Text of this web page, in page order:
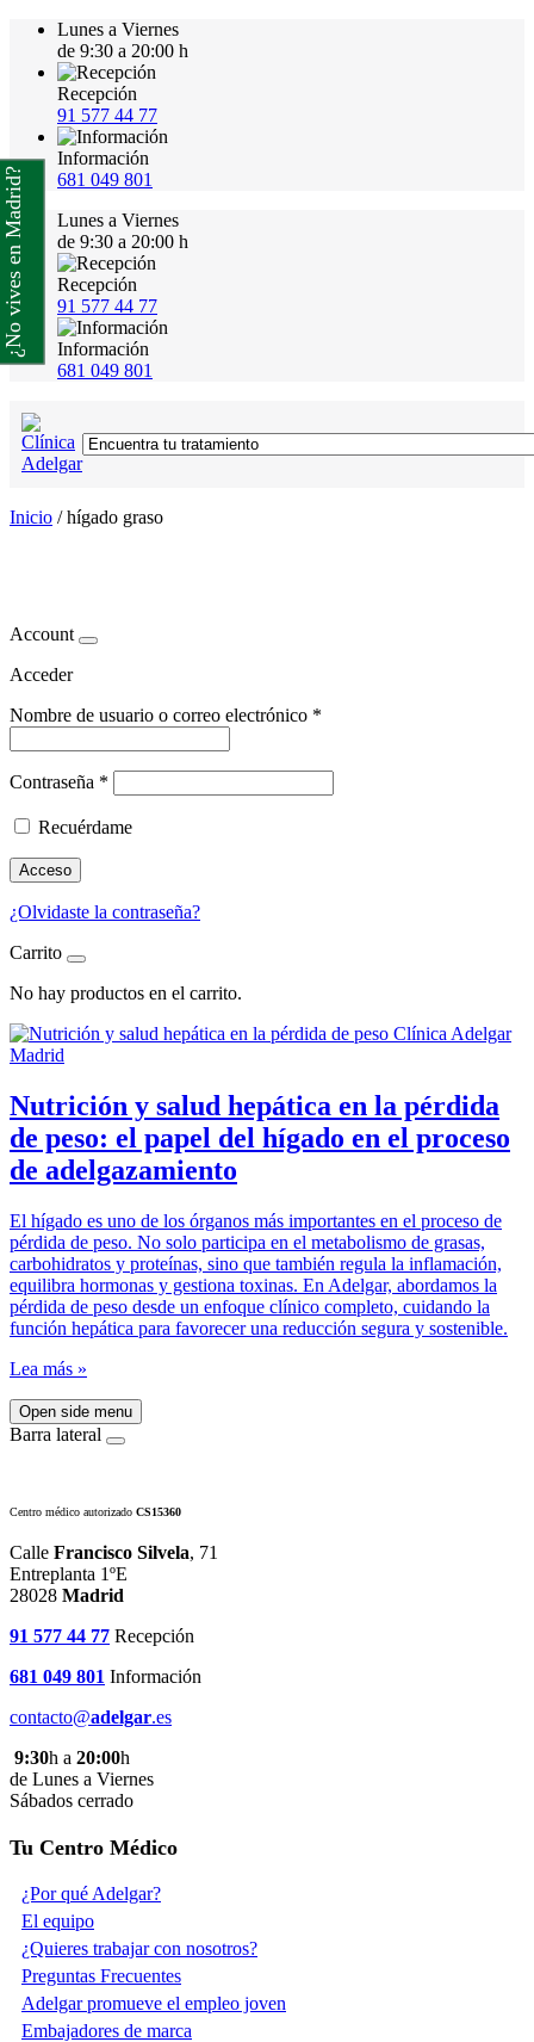
Lunes a Viernes
de 9:30 a 20:00 h
Recepción
91 577 44 77
Información
681 049 801
Lunes a Viernes
de 9:30 a 20:00 h
Recepción
91 577 44 77
Información
681 049 801
Inicio /hígado graso
Account
Acceder
Nombre de usuario o correo electrónico *
Contraseña *
Recuérdame
Acceso
¿Olvidaste la contraseña?
Carrito
No hay productos en el carrito.
Nutrición y salud hepática en la pérdida
de peso: el papel del hígado en el proceso
de adelgazamiento
El hígado es uno de los órganos más importantes en el proceso de
pérdida de peso. No solo participa en el metabolismo de grasas,
carbohidratos y proteínas, sino que también regula la inflamación,
equilibra hormonas y gestiona toxinas. En Adelgar, abordamos la
pérdida de peso desde un enfoque clínico completo, cuidando la
función hepática para favorecer una reducción segura y sostenible.
Lea más »
Open side menu
Barra lateral
Centro médico autorizado CS15360
Calle Francisco Silvela, 71
Entreplanta 1ºE
28028 Madrid
91 577 44 77 Recepción
681 049 801 Información
contacto@adelgar.es
9:30h a 20:00h
de Lunes a Viernes
Sábados cerrado
Tu Centro Médico
¿Por qué Adelgar?
El equipo
¿Quieres trabajar con nosotros?
Preguntas Frecuentes
Adelgar promueve el empleo joven
Embajadores de marca
¿No vives en Madrid?